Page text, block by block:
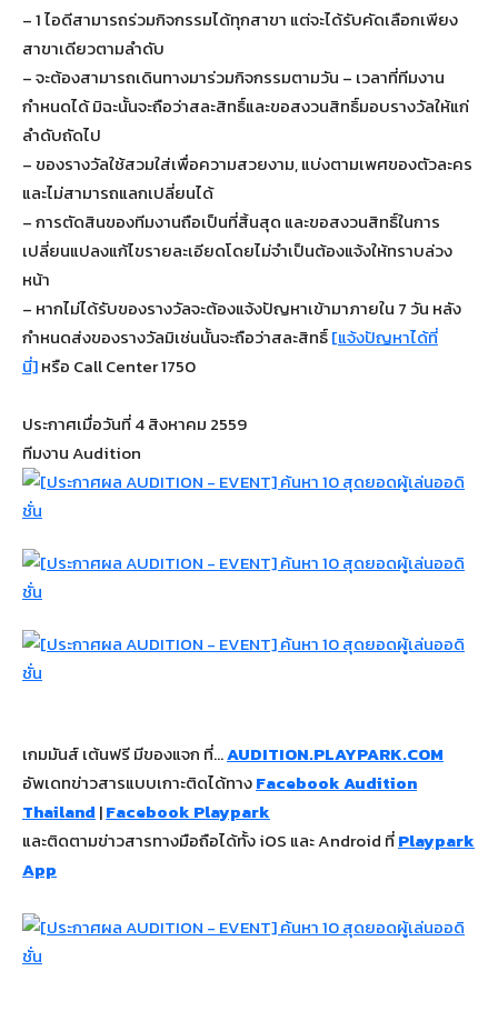
– 1 ไอดีสามารถร่วมกิจกรรมได้ทุกสาขา แต่จะได้รับคัดเลือกเพียง
สาขาเดียวตามลำดับ
– จะต้องสามารถเดินทางมาร่วมกิจกรรมตามวัน – เวลาที่ทีมงาน
กำหนดได้ มิฉะนั้นจะถือว่าสละสิทธิ์และขอสงวนสิทธิ์มอบรางวัลให้แก่
ลำดับถัดไป
– ของรางวัลใช้สวมใส่เพื่อความสวยงาม, แบ่งตามเพศของตัวละคร
และไม่สามารถแลกเปลี่ยนได้
– การตัดสินของทีมงานถือเป็นที่สิ้นสุด และขอสงวนสิทธิ์ในการ
เปลี่ยนแปลงแก้ไขรายละเอียดโดยไม่จำเป็นต้องแจ้งให้ทราบล่วง
หน้า
– หากไม่ได้รับของรางวัลจะต้องแจ้งปัญหาเข้ามาภายใน 7 วัน หลัง
กำหนดส่งของรางวัลมิเช่นนั้นจะถือว่าสละสิทธิ์[แจ้งปัญหาได้ที่
นี่]หรือ Call Center 1750
ประกาศเมื่อวันที่ 4 สิงหาคม 2559
ทีมงาน Audition
เกมมันส์ เต้นฟรี มีของแจก ที่…AUDITION.PLAYPARK.COM
อัพเดทข่าวสารแบบเกาะติดได้ทางFacebook Audition
Thailand |Facebook Playpark
และติดตามข่าวสารทางมือถือได้ทั้ง iOS และ Android ที่Playpark
App